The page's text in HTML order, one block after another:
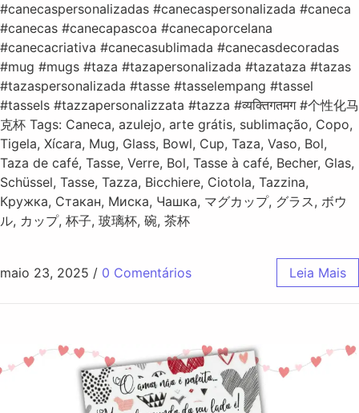
#canecaspersonalizadas #canecaspersonalizada #caneca
#canecas #canecapascoa #canecaporcelana
#canecacriativa #canecasublimada #canecasdecoradas
#mug #mugs #taza #tazapersonalizada #tazataza #tazas
#tazaspersonalizada #tasse #tasselempang #tassel
#tassels #tazzapersonalizzata #tazza #व्यक्तिगतमग #个性化马
克杯 Tags: Caneca, azulejo, arte grátis, sublimação, Copo,
Tigela, Xícara, Mug, Glass, Bowl, Cup, Taza, Vaso, Bol,
Taza de café, Tasse, Verre, Bol, Tasse à café, Becher, Glas,
Schüssel, Tasse, Tazza, Bicchiere, Ciotola, Tazzina,
Кружка, Стакан, Миска, Чашка, マグカップ, グラス, ボウ
ル, カップ, 杯子, 玻璃杯, 碗, 茶杯
maio 23, 2025 / 0 Comentários Leia Mais